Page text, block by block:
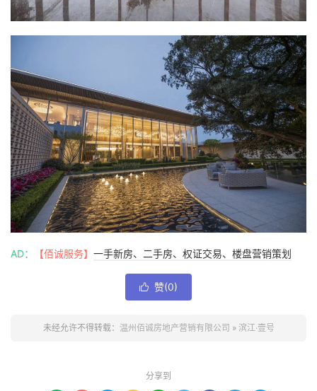
AD： 【佰诚服务】 一手新房、二手房、权证交易、楼盘营销策划
 赞(0)
未经允许不得转载： 温州佰诚房地产营销有限公司 » 滨江·壹号
分享到